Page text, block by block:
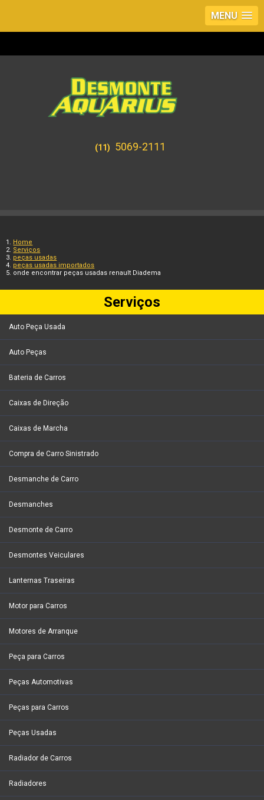
MENU
(11) 5069-2111
Home
Serviços
peças usadas
peças usadas importados
onde encontrar peças usadas renault Diadema
Serviços
Auto Peça Usada
Auto Peças
Bateria de Carros
Caixas de Direção
Caixas de Marcha
Compra de Carro Sinistrado
Desmanche de Carro
Desmanches
Desmonte de Carro
Desmontes Veiculares
Lanternas Traseiras
Motor para Carros
Motores de Arranque
Peça para Carros
Peças Automotivas
Peças para Carros
Peças Usadas
Radiador de Carros
Radiadores